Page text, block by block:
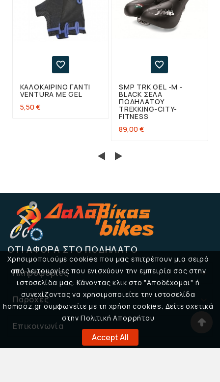
Χρησιμοποιούμε cookies που μας επιτρέπουν μια σειρά
από λειτουργίες που ενισχύουν την εμπειρία σας στην
ιστοσελίδα μας. Κάνοντας κλικ στο "Αποδέχομαι" ή
συνεχίζοντας να χρησιμοποιείτε την ιστοσελίδα
homooz.gr συμφωνείτε με τη χρήση cookies. Δείτε σχετικά
στην Πολιτική Απορρήτου
Accept All

ΚΑΛΟΚΑΙΡΙΝΌ ΓΆΝΤΙ
VENTURA ΜΕ GEL
5,50 €

SMP TRK GEL -M -
BLACK ΣΈΛΑ
ΠΟΔΗΛΆΤΟΥ
TREKKING-CITY-
FITNESS
89,00 €
ΌΤΙ ΑΦΟΡΆ ΣΤΟ ΠΟΔΉΛΑΤΟ
Πληροφορίες 
Παροχές
Επικοινωνία 